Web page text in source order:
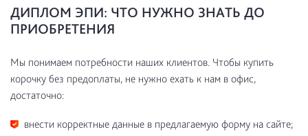
ДИПЛОМ ЭПИ: ЧТО НУЖНО ЗНАТЬ ДО
ПРИОБРЕТЕНИЯ
Мы понимаем потребности наших клиентов. Чтобы купить
корочку без предоплаты, не нужно ехать к нам в офис,
достаточно:
внести корректные данные в предлагаемую форму на сайте;